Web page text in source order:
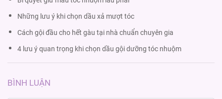
Những lưu ý khi chọn dầu xả mượt tóc
Cách gội đầu cho hết gàu tại nhà chuẩn chuyên gia
4 lưu ý quan trọng khi chọn dầu gội dưỡng tóc nhuộm
BÌNH LUẬN